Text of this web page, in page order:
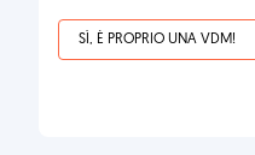
SÌ, È PROPRIO UNA VDM!